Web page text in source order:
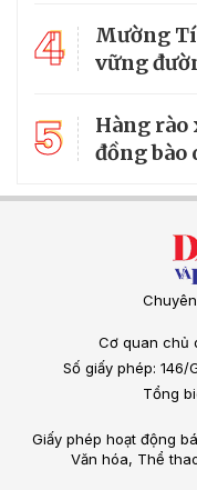
4
Mường
vững
5
Hàng rào
đồng bào
Cơ quan chủ
Số giấy phép: 146/
Tổng
Giấy phép hoạt động
Văn hóa, Thể